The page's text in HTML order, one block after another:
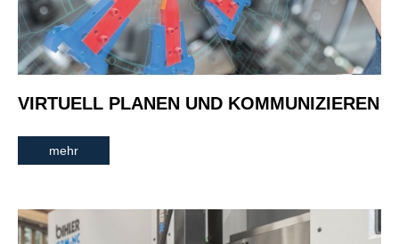
VIRTUELL PLANEN UND KOMMUNIZIEREN
mehr